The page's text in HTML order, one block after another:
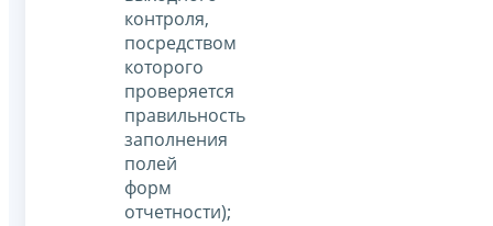
контроля,
посредством
которого
проверяется
правильность
заполнения
полей
форм
отчетности);